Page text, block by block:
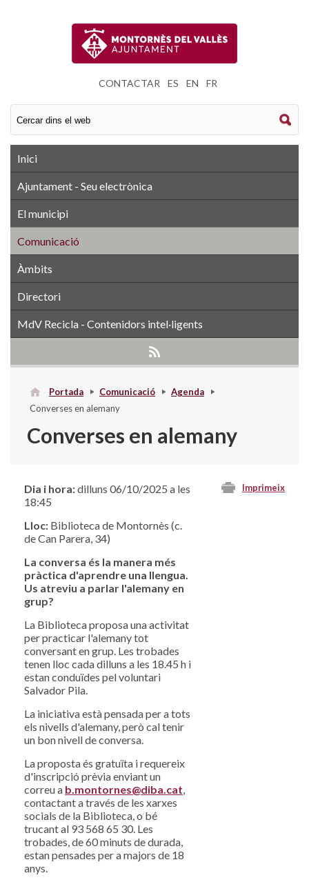
CONTACTAR ES EN FR
Inici
Ajuntament - Seu electrònica
El municipi
Comunicació
Àmbits
Directori
MdV Recicla - Contenidors intel·ligents
Portada Comunicació
Agenda
Converses en alemany
Converses en alemany
Imprimeix
Dia i hora:dilluns 06/10/2025 a les
18:45
Lloc: Biblioteca de Montornès (c.
de Can Parera, 34)
La conversa és la manera més
pràctica d'aprendre una llengua.
Us atreviu a parlar l'alemany en
grup?
La Biblioteca proposa una activitat
per practicar l'alemany tot
conversant en grup. Les trobades
tenen lloc cada dilluns a les 18.45 h i
estan conduïdes pel voluntari
Salvador Pila.
La iniciativa està pensada per a tots
els nivells d'alemany, però cal tenir
un bon nivell de conversa.
La proposta és gratuïta i requereix
d'inscripció prèvia enviant un
correu a b.montornes@diba.cat,
contactant a través de les xarxes
socials de la Biblioteca, o bé
trucant al 93 568 65 30. Les
trobades, de 60 minuts de durada,
estan pensades per a majors de 18
anys.